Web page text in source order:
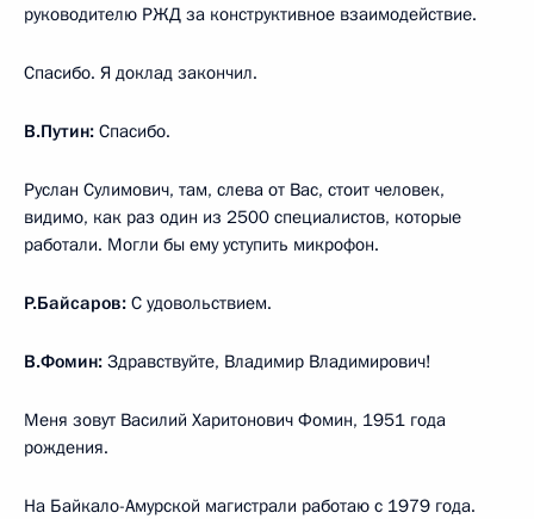
руководителю РЖД за конструктивное взаимодействие.
Спасибо. Я доклад закончил.
В.Путин: Спасибо.
Руслан Сулимович, там, слева от Вас, стоит человек,
видимо, как раз один из 2500 специалистов, которые
работали. Могли бы ему уступить микрофон.
Р.Байсаров: С удовольствием.
В.Фомин: Здравствуйте, Владимир Владимирович!
Меня зовут Василий Харитонович Фомин, 1951 года
рождения.
На Байкало-Амурской магистрали работаю с 1979 года.